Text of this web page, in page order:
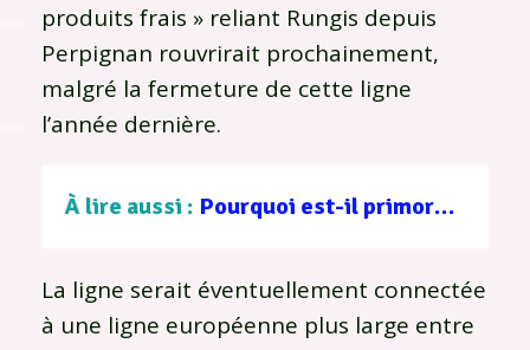
produits frais » reliant Rungis depuis
Perpignan rouvrirait prochainement,
malgré la fermeture de cette ligne
l’année dernière.
À lire aussi : Pourquoi est-il primordial de protéger les milieux aquatiques ?
La ligne serait éventuellement connectée
à une ligne européenne plus large entre